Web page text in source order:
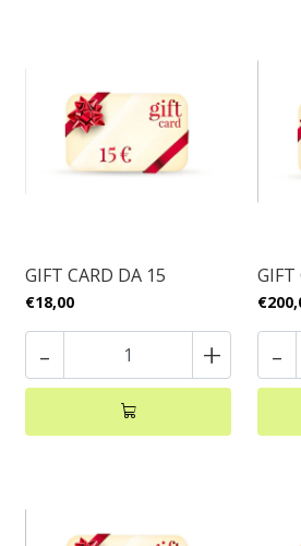
GIFT CARD DA 15
€18,00
- +
GIFT
-